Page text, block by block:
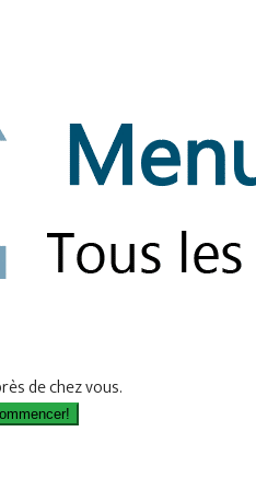
de chez vous.